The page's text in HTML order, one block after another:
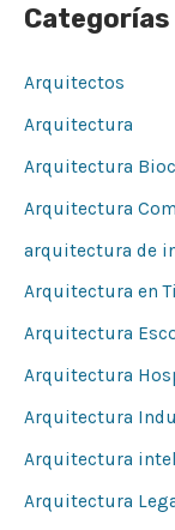
a
r
:
Categorías
Arquitectos
Arquitectura
Arquitectura
Arquitectura
arquitectura de
Arquitectura en
Arquitectura
Arquitectura
Arquitectura
Arquitectura
Arquitectura